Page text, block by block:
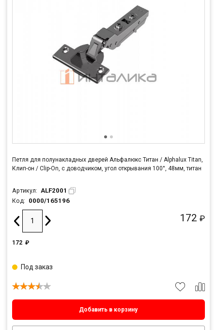
Петля для полунакладных дверей Альфалюкс Титан / Alphalux Titan,
Клип-он / Clip-On, с доводчиком, угол открывания 100°, 48мм, титан
Артикул: ALF2001
Код: 0000/165196
172 ₽
172 ₽
Добавить в корзину
Под заказ